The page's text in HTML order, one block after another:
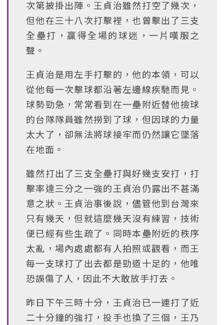
次第披掛出陣。王貞治雖然打空了幾次，
但他在三十八次打擊裡，也曾擊出了三支
全壘打，贏得全場的球迷，一片嘆服之
聲。
王貞治是用左手打擊的，他的本領，可以
從他每一次擊球都沿著左邊線疾馳而見。
球勢勁急，常常看到在一壘附近替他撿球
的台隊隊員雖然撈到了球，但因球的力量
太大了，卻無法將球接牢而仍然讓它墜落
在地面。
雖然打出了三支全壘打與好幾支安打，打
擊率達三分之一強的王貞治仍露出不甚滿
意之狀。王貞治事後說，儘管他到台灣來
只有幾天，但就這麼幾天沒有練習，技術
便已經有些生疏了。同時本壘附近的秩序
太亂，場內處處都有人拍照或觀看，而王
每一支球打了出去都是勁道十足的，他唯
恐誤傷了人，因此不大敢放手打去。
昨日下午三時十分，王貞治已一連打了近
二十分鐘的強打，投手也換了三個，王乃